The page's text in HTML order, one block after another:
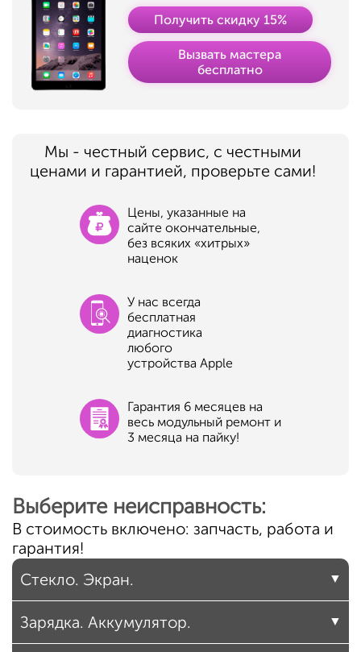
Получить скидку 15%
Вызвать мастера
бесплатно
Мы - честный сервис, с честными
ценами и гарантией, проверьте сами!
Цены, указанные на
сайте окончательные,
без всяких «хитрых»
наценок
У нас всегда
бесплатная
диагностика
любого
устройства Apple
Гарантия 6 месяцев на
весь модульный ремонт и
3 месяца на пайку!
Выберите неисправность:
В стоимость включено: запчасть, работа и
гарантия!
Стекло. Экран.
Зарядка. Аккумулятор.